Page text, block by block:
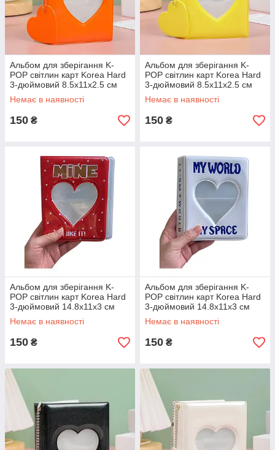
Альбом для зберігання K-
POP світлин карт Korea Hard
3-дюймовий 8.5x11x2.5 см
Жовтогарячий
Немає в наявності
150 ₴
Альбом для зберігання K-
POP світлин карт Korea Hard
3-дюймовий 8.5x11x2.5 см
Жовтий
Немає в наявності
150 ₴
Альбом для зберігання K-
POP світлин карт Korea Hard
3-дюймовий 14.8x11x3 см
Червоний
Немає в наявності
150 ₴
Альбом для зберігання K-
POP світлин карт Korea Hard
3-дюймовий 14.8x11x3 см
Блакитний
Немає в наявності
150 ₴